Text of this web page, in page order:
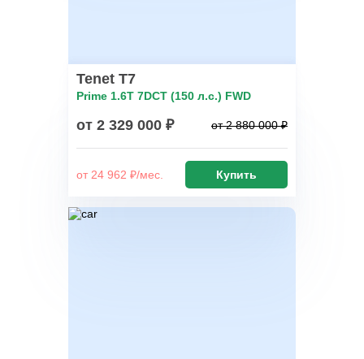
Tenet T7
Prime 1.6T 7DCT (150 л.с.) FWD
от 2 329 000 ₽ от 2 880 000 ₽
от 24 962 ₽/мес. Купить